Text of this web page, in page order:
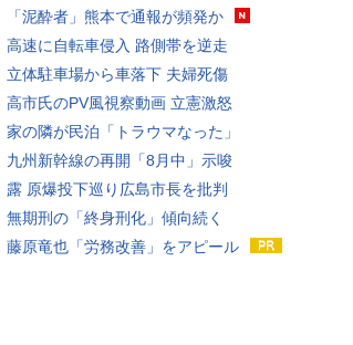
「泥酔者」熊本で通報が頻発か
高速に自転車侵入 路側帯を逆走
立体駐車場から車落下 夫婦死傷
高市氏のPV風視察動画 立憲激怒
家の隣が民泊「トラウマなった」
九州新幹線の再開「8月中」示唆
露 原爆投下巡り広島市長を批判
無期刑の「終身刑化」傾向続く
藤原竜也「労務改善」をアピール